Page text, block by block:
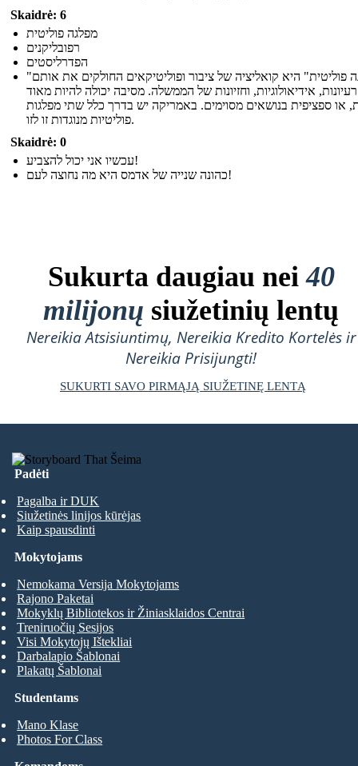
Skaidrė: 6
מפלגה פוליטית
רפובליקנים
הפדרליסטים
"מפלגה פוליטית" היא קואליציה של ציבור ופוליטיקאים החולקים את אותם
רעיונות, אידיאולוגיות, וחזיונות של הממשלה. מסיבה יכולה להיות מאוד
או ספציפית בנושאים מסוימים. באמריקה יש בדרך כלל שתי מפלגות
פוליטיות מנוגדות זו לזו.
Skaidrė: 0
עכשיו אני יכול להצביע!
כהונה שנייה של אדמס היא מה נחוצה לעם!
Sukurta daugiau nei40
milijonų siužetinių lentų
Nereikia Atsisiuntimų, Nereikia Kredito Kortelės ir
Nereikia Prisijungti!
SUKURTI SAVO PIRMĄJĄ SIUŽETINĘ LENTĄ
Padėti
Pagalba ir DUK
Siužetinės linijos kūrėjas
Kaip spausdinti
Studentams
Mano Klase
Photos For Class
Mokytojams
Nemokama Versija Mokytojams
Rajono Paketai
Mokyklų Bibliotekos ir Žiniasklaidos Centrai
Treniruočių Sesijos
Visi Mokytojų Ištekliai
Darbalapio Šablonai
Plakatų Šablonai